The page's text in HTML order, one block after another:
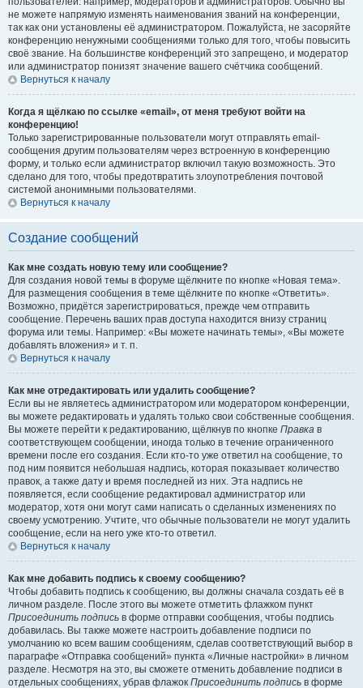
не можете напрямую изменять наименования званий на конференции,
так как они установлены её администратором. Пожалуйста, не засоряйте
конференцию ненужными сообщениями только для того, чтобы повысить
своё звание. На большинстве конференций это запрещено, и модератор
или администратор понизят значение вашего счётчика сообщений.
Вернуться к началу
Когда я щёлкаю по ссылке «email», от меня требуют войти на
конференцию!
Только зарегистрированные пользователи могут отправлять email-
сообщения другим пользователям через встроенную в конференцию
форму, и только если администратор включил такую возможность. Это
сделано для того, чтобы предотвратить злоупотребления почтовой
системой анонимными пользователями.
Вернуться к началу
Создание сообщений
Как мне создать новую тему или сообщение?
Для создания новой темы в форуме щёлкните по кнопке «Новая тема».
Для размещения сообщения в теме щёлкните по кнопке «Ответить».
Возможно, придётся зарегистрироваться, прежде чем отправить
сообщение. Перечень ваших прав доступа находится внизу страниц
форума или темы. Например: «Вы можете начинать темы», «Вы можете
добавлять вложения» и т. п.
Вернуться к началу
Как мне отредактировать или удалить сообщение?
Если вы не являетесь администратором или модератором конференции,
вы можете редактировать и удалять только свои собственные сообщения.
Вы можете перейти к редактированию, щёлкнув по кнопке Правка в
соответствующем сообщении, иногда только в течение ограниченного
времени после его создания. Если кто-то уже ответил на сообщение, то
под ним появится небольшая надпись, которая показывает количество
правок, а также дату и время последней из них. Эта надпись не
появляется, если сообщение редактировал администратор или
модератор, хотя они могут сами написать о сделанных изменениях по
своему усмотрению. Учтите, что обычные пользователи не могут удалить
сообщение, если на него уже кто-то ответил.
Вернуться к началу
Как мне добавить подпись к своему сообщению?
Чтобы добавить подпись к сообщению, вы должны сначала создать её в
личном разделе. После этого вы можете отметить флажком пункт
Присоединить подпись в форме отправки сообщения, чтобы подпись
добавилась. Вы также можете настроить добавление подписи по
умолчанию ко всем вашим сообщениям, сделав соответствующий выбор в
параграфе «Отправка сообщений» пункта «Личные настройки» в личном
разделе. Несмотря на это, вы сможете отменить добавление подписи в
отдельных сообщениях, убрав флажок Присоединить подпись в форме